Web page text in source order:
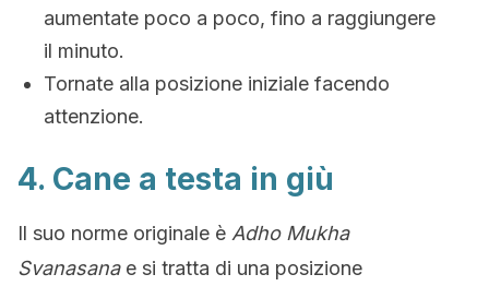
aumentate poco a poco, fino a raggiungere
il minuto.
Tornate alla posizione iniziale facendo
attenzione.
4. Cane a testa in giù
Il suo norme originale è Adho Mukha
Svanasanae si tratta di una posizione